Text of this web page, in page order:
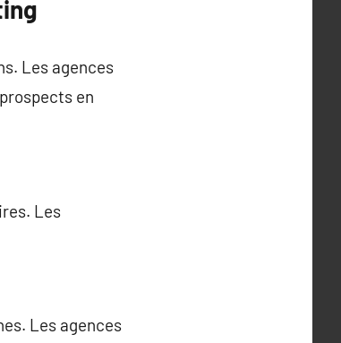
Les agences
en
Les
Les agences